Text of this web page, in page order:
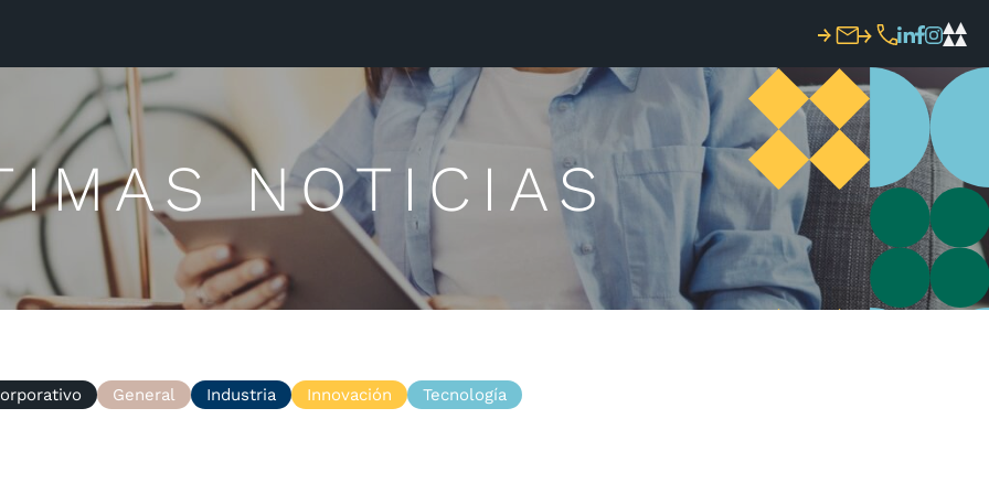
NOTICIAS
General Industria Innovación Tecnología